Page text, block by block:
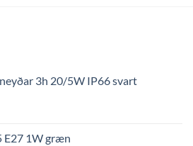
3h 20/5W IP66 svart
E27 1W græn